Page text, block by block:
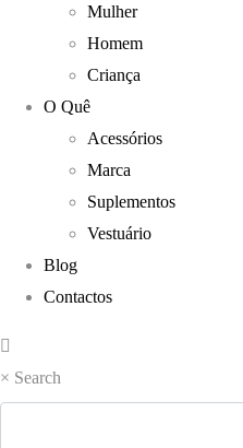
Mulher
Homem
Criança
O Quê
Acessórios
Marca
Suplementos
Vestuário
Blog
Contactos
× Search